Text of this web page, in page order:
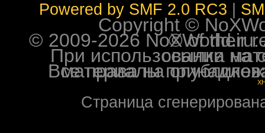
Powered by SMF 2.0 RC3
Copyright ©
© 2009-2026 NoXWorld.ru. All
При использовании
Все права на опубликованные на форуме
Страница